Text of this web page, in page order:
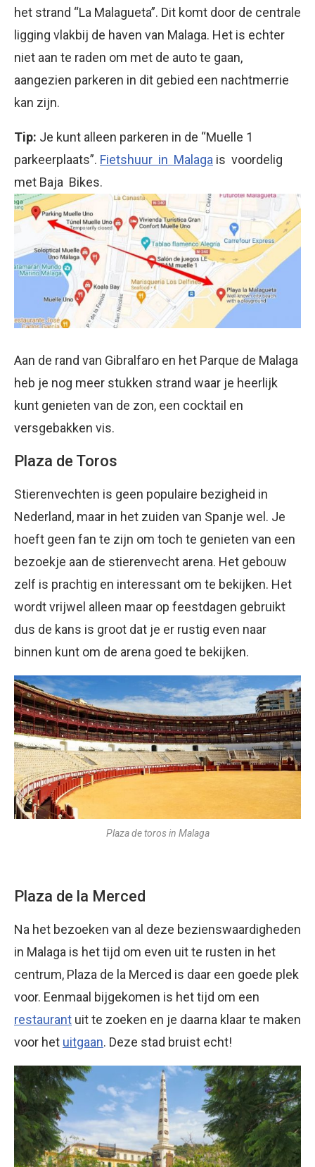
het strand “La Malagueta”. Dit komt door de centrale
ligging vlakbij de haven van Malaga. Het is echter
niet aan te raden om met de auto te gaan,
aangezien parkeren in dit gebied een nachtmerrie
kan zijn.
Tip: Je kunt alleen parkeren in de “Muelle 1
parkeerplaats”. Fietshuur in Malaga is voordelig
met Baja Bikes.
Aan de rand van Gibralfaro en het Parque de Malaga
heb je nog meer stukken strand waar je heerlijk
kunt genieten van de zon, een cocktail en
versgebakken vis.
Plaza de Toros
Stierenvechten is geen populaire bezigheid in
Nederland, maar in het zuiden van Spanje wel. Je
hoeft geen fan te zijn om toch te genieten van een
bezoekje aan de stierenvecht arena. Het gebouw
zelf is prachtig en interessant om te bekijken. Het
wordt vrijwel alleen maar op feestdagen gebruikt
dus de kans is groot dat je er rustig even naar
binnen kunt om de arena goed te bekijken.
Plaza de toros in Malaga
Plaza de la Merced
Na het bezoeken van al deze bezienswaardigheden
in Malaga is het tijd om even uit te rusten in het
centrum, Plaza de la Merced is daar een goede plek
voor. Eenmaal bijgekomen is het tijd om een
restaurant uit te zoeken en je daarna klaar te maken
voor het uitgaan. Deze stad bruist echt!